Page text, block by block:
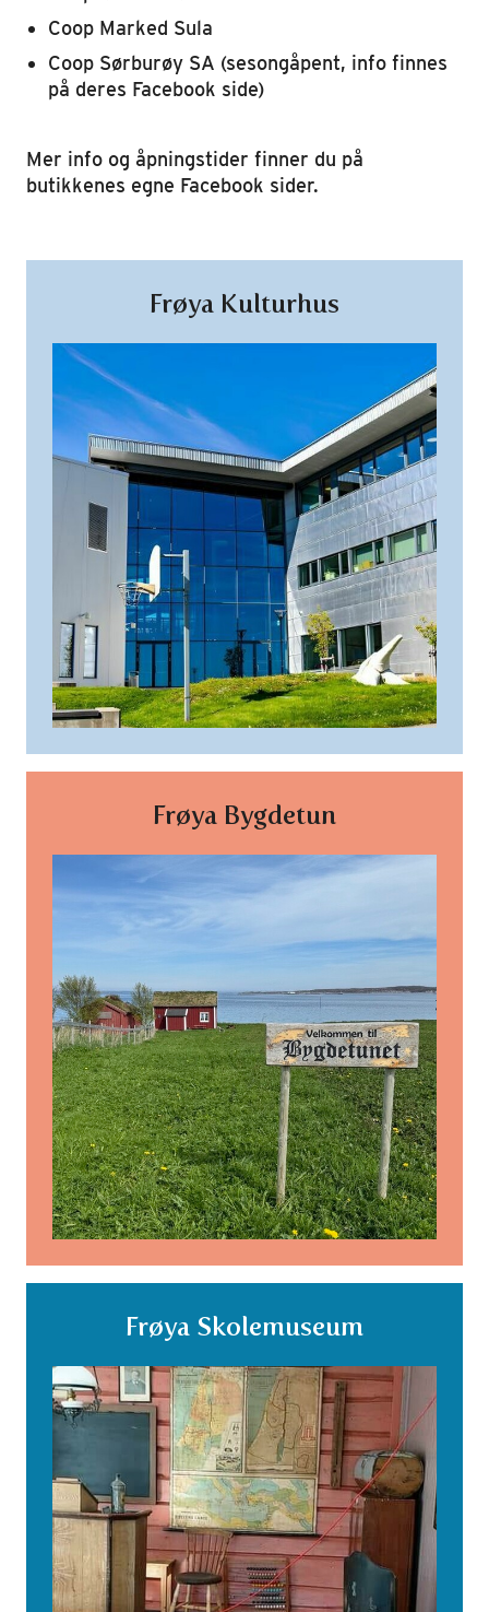
Coop Marked Sula
Coop Sørburøy SA (sesongåpent, info finnes
på deres Facebook side)
Mer info og åpningstider finner du på
butikkenes egne Facebook sider.
Frøya Kulturhus
Frøya Bygdetun
Frøya Skolemuseum